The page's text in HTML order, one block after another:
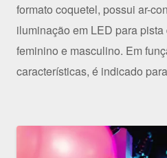
formato coquetel, possui ar-
iluminação em LED para
feminino e masculino. Em
características, é indicado